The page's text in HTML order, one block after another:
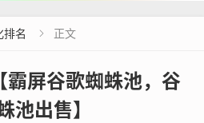
排名  正文
霸屏谷歌蜘蛛池，谷
池出售】